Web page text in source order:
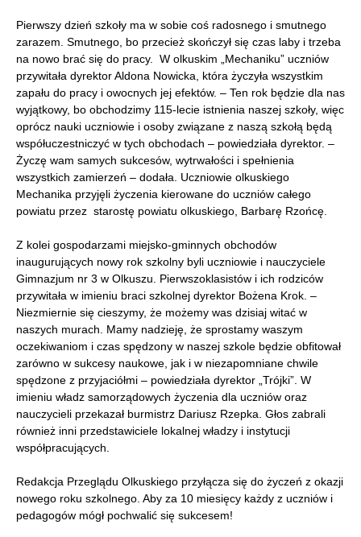
Pierwszy dzień szkoły ma w sobie coś radosnego i smutnego
zarazem. Smutnego, bo przecież skończył się czas laby i trzeba
na nowo brać się do pracy. W olkuskim „Mechaniku” uczniów
przywitała dyrektor Aldona Nowicka, która życzyła wszystkim
zapału do pracy i owocnych jej efektów. – Ten rok będzie dla nas
wyjątkowy, bo obchodzimy 115-lecie istnienia naszej szkoły, więc
oprócz nauki uczniowie i osoby związane z naszą szkołą będą
współuczestniczyć w tych obchodach – powiedziała dyrektor. –
Życzę wam samych sukcesów, wytrwałości i spełnienia
wszystkich zamierzeń – dodała. Uczniowie olkuskiego
Mechanika przyjęli życzenia kierowane do uczniów całego
powiatu przez starostę powiatu olkuskiego, Barbarę Rzońcę.
Z kolei gospodarzami miejsko-gminnych obchodów
inaugurujących nowy rok szkolny byli uczniowie i nauczyciele
Gimnazjum nr 3 w Olkuszu. Pierwszoklasistów i ich rodziców
przywitała w imieniu braci szkolnej dyrektor Bożena Krok. –
Niezmiernie się cieszymy, że możemy was dzisiaj witać w
naszych murach. Mamy nadzieję, że sprostamy waszym
oczekiwaniom i czas spędzony w naszej szkole będzie obfitował
zarówno w sukcesy naukowe, jak i w niezapomniane chwile
spędzone z przyjaciółmi – powiedziała dyrektor „Trójki”. W
imieniu władz samorządowych życzenia dla uczniów oraz
nauczycieli przekazał burmistrz Dariusz Rzepka. Głos zabrali
również inni przedstawiciele lokalnej władzy i instytucji
współpracujących.
Redakcja Przeglądu Olkuskiego przyłącza się do życzeń z okazji
nowego roku szkolnego. Aby za 10 miesięcy każdy z uczniów i
pedagogów mógł pochwalić się sukcesem!